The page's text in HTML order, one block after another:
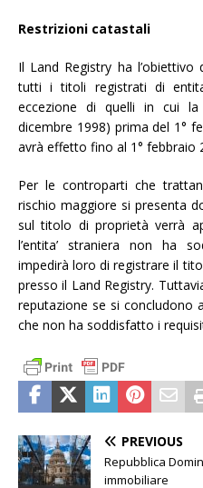
Restrizioni catastali
Il Land Registry ha
tutti i titoli registrati di
eccezione di quelli in cui
dicembre 1998) prima del 1°
avrà effetto fino al 1° febbraio
Per le controparti che
rischio maggiore si presenta
sul titolo di proprietà verrà
l’entita’ straniera non ha
impedirà loro di registrare il
presso il Land Registry.
reputazione se si concludono
che non ha soddisfatto i
PREVIOUS
Repubblica
immobiliare